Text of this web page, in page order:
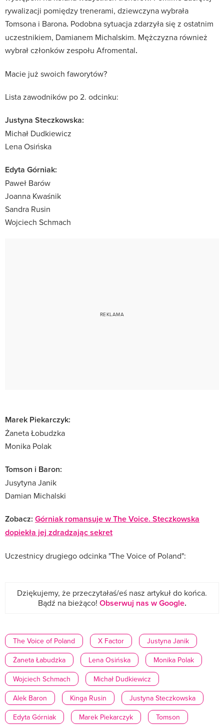
rywalizacji pomiędzy trenerami, dziewczyna wybrała
Tomsona i Barona. Podobna sytuacja zdarzyła się z ostatnim
uczestnikiem, Damianem Michalskim. Mężczyzna również
wybrał członków zespołu Afromental.
Macie już swoich faworytów?
Lista zawodników po 2. odcinku:
Justyna Steczkowska:
Michał Dudkiewicz
Lena Osińska
Edyta Górniak:
Paweł Barów
Joanna Kwaśnik
Sandra Rusin
Wojciech Schmach
Marek Piekarczyk:
Żaneta Łobudzka
Monika Polak
Tomson i Baron:
Jusytyna Janik
Damian Michalski
Zobacz: Górniak romansuje w The Voice. Steczkowska
dopiekła jej zdradzając sekret
Uczestnicy drugiego odcinka "The Voice of Poland":
Dziękujemy, że przeczytałaś/eś nasz artykuł do końca.
Bądź na bieżąco! Obserwuj nas w Google.
The Voice of Poland X Factor
Justyna Janik
Żaneta Łabudzka
Lena Osińska
Monika Polak
Wojciech Schmach
Michał Dudkiewicz
Alek Baron
Kinga Rusin
Justyna Steczkowska
Edyta Górniak
Marek Piekarczyk Tomson